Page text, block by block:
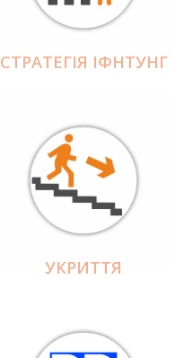
СТРАТЕГІЯ ІФНТУНГ
УКРИТТЯ